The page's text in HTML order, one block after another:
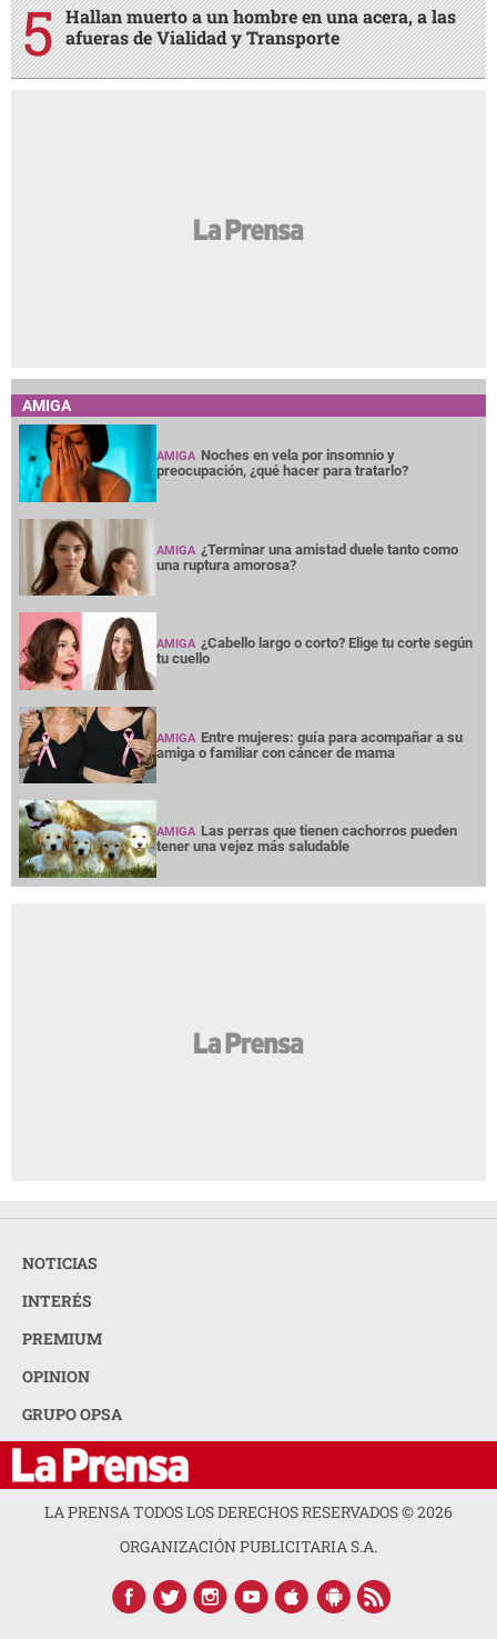
Hallan muerto a un hombre en una acera, a las
afueras de Vialidad y Transporte
AMIGA
AMIGA Noches en vela por insomnio y
preocupación, ¿qué hacer para tratarlo?
AMIGA ¿Terminar una amistad duele tanto como
una ruptura amorosa?
AMIGA ¿Cabello largo o corto? Elige tu corte según
tu cuello
AMIGA Entre mujeres: guía para acompañar a su
amiga o familiar con cáncer de mama
AMIGA Las perras que tienen cachorros pueden
tener una vejez más saludable
NOTICIAS
INTERÉS
PREMIUM
OPINION
GRUPO OPSA
LA PRENSA TODOS LOS DERECHOS RESERVADOS ©2026
ORGANIZACIÓN PUBLICITARIA S.A.